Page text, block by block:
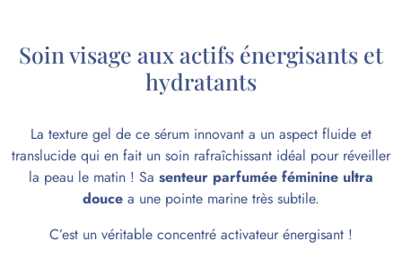
Soin visage aux actifs énergisants et
hydratants
La texture gel de ce sérum innovant a un aspect fluide et
translucide qui en fait un soin rafraîchissant idéal pour réveiller
la peau le matin ! Sa senteur parfumée féminine ultra
douce a une pointe marine très subtile.
C’est un véritable concentré activateur énergisant !